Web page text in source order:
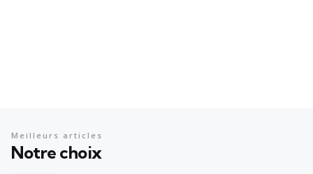
Notre choix
Meilleurs articles